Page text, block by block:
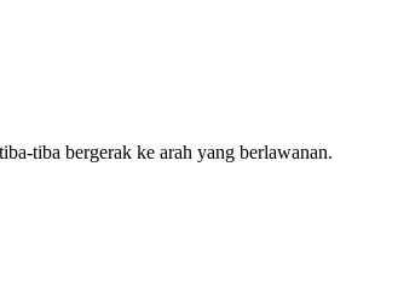
tiba bergerak ke arah yang berlawanan.